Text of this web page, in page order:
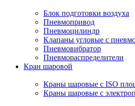
Блок подготовки воздуха
Пневмопривод
Пневмоцилиндр
Клапаны угловые с
Пневмовибратор
Пневмораспределители
Кран шаровой
Краны шаровые с ISO
Краны шаровые с